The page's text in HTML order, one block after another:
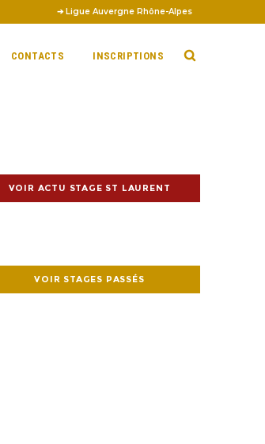
➔ Ligue Auvergne Rhône-Alpes
CONTACTS INSCRIPTIONS
VOIR ACTU STAGE ST LAURENT
VOIR STAGES PASSÉS